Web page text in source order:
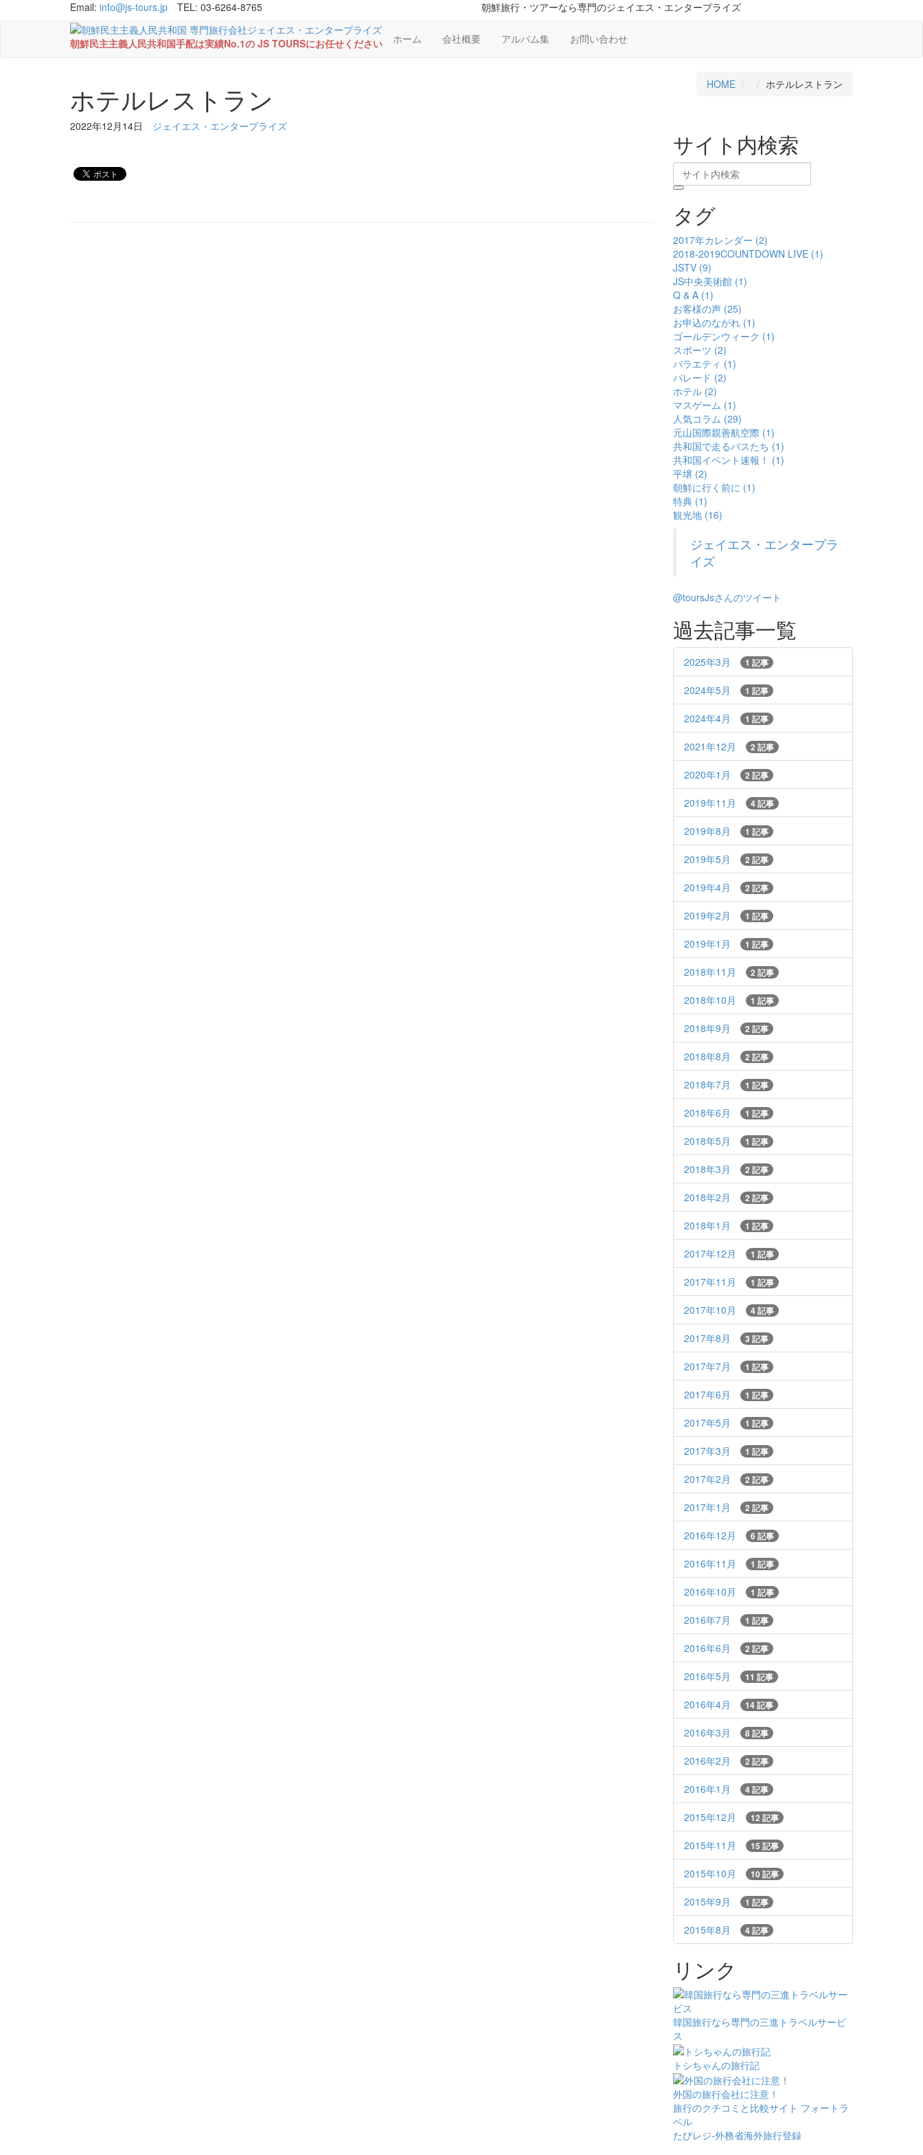
Email: info@js-tours.jp TEL: 03-6264-8765 朝鮮旅行・ツアーなら専門のジェイエス・エンタープライズ
朝鮮民主主義人民共和国手配は実績No.1の JS TOURSにお任せください ホーム 会社概要 アルバム集 お問い合わせ
ホテルレストラン HOME ホテルレストラン
2022年12月14日 ジェイエス・エンタープライズ
サイト内検索
タグ
2017年カレンダー (2)
2018-2019COUNTDOWN LIVE (1)
JSTV (9)
JS中央美術館 (1)
Q & A (1)
お客様の声 (25)
お申込のながれ (1)
ゴールデンウィーク (1)
スポーツ (2)
バラエティ (1)
パレード (2)
ホテル (2)
マスゲーム (1)
人気コラム (29)
元山国際親善航空際 (1)
共和国で走るバスたち (1)
共和国イベント速報！ (1)
平壌 (2)
朝鮮に行く前に (1)
特典 (1)
観光地 (16)
ジェイエス・エンタープラ
イズ
@toursJsさんのツイート
過去記事一覧
2025年3月 1 記事
2024年5月 1 記事
2024年4月 1 記事
2021年12月 2 記事
2020年1月 2 記事
2019年11月 4 記事
2019年8月 1 記事
2019年5月 2 記事
2019年4月 2 記事
2019年2月 1 記事
2019年1月 1 記事
2018年11月 2 記事
2018年10月 1 記事
2018年9月 2 記事
2018年8月 2 記事
2018年7月 1 記事
2018年6月 1 記事
2018年5月 1 記事
2018年3月 2 記事
2018年2月 2 記事
2018年1月 1 記事
2017年12月 1 記事
2017年11月 1 記事
2017年10月 4 記事
2017年8月 3 記事
2017年7月 1 記事
2017年6月 1 記事
2017年5月 1 記事
2017年3月 1 記事
2017年2月 2 記事
2017年1月 2 記事
2016年12月 6 記事
2016年11月 1 記事
2016年10月 1 記事
2016年7月 1 記事
2016年6月 2 記事
2016年5月 11 記事
2016年4月 14 記事
2016年3月 8 記事
2016年2月 2 記事
2016年1月 4 記事
2015年12月 12 記事
2015年11月 15 記事
2015年10月 10 記事
2015年9月 1 記事
2015年8月 4 記事
リンク
韓国旅行なら専門の三進トラベルサービ
ス
トシちゃんの旅行記
外国の旅行会社に注意！
旅行のクチコミと比較サイト フォートラ
ベル
たびレジ-外務省海外旅行登録